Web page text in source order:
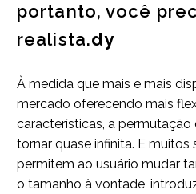
portanto, você
realista.dy
À medida que mais e mais
mercado oferecendo mais
características, a
tornar quase infinita. E
permitem ao usuário mudar
o tamanho à vontade,